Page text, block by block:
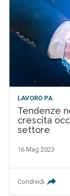
LAVORO PA
Tendenze
crescita
settore
16 Mag 2023
Condividi